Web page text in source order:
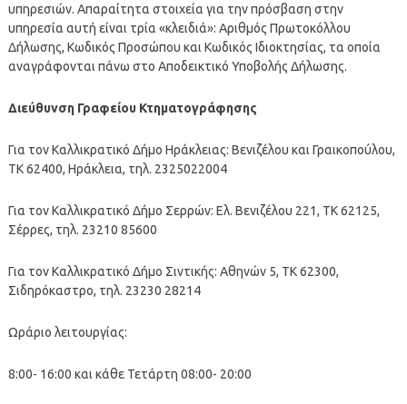
υπηρεσιών. Απαραίτητα στοιχεία για την πρόσβαση στην
υπηρεσία αυτή είναι τρία «κλειδιά»: Αριθμός Πρωτοκόλλου
Δήλωσης, Κωδικός Προσώπου και Κωδικός Ιδιοκτησίας, τα οποία
αναγράφονται πάνω στο Αποδεικτικό Υποβολής Δήλωσης.
Διεύθυνση Γραφείου Κτηματογράφησης
Για τον Καλλικρατικό Δήμο Ηράκλειας: Βενιζέλου και Γραικοπούλου,
ΤΚ 62400, Ηράκλεια, τηλ. 2325022004
Για τον Καλλικρατικό Δήμο Σερρών: Ελ. Βενιζέλου 221, ΤΚ 62125,
Σέρρες, τηλ. 23210 85600
Για τον Καλλικρατικό Δήμο Σιντικής: Αθηνών 5, ΤΚ 62300,
Σιδηρόκαστρο, τηλ. 23230 28214
Ωράριο λειτουργίας:
8:00- 16:00 και κάθε Τετάρτη 08:00- 20:00